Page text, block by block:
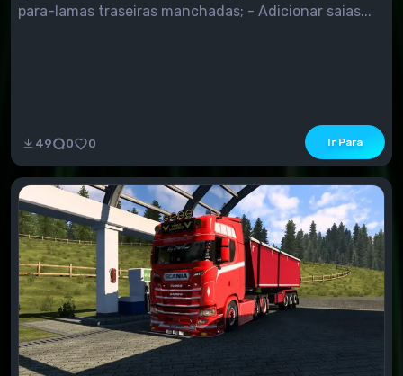
para-lamas traseiras manchadas; - Adicionar saias...
49 0 0 Ir Para